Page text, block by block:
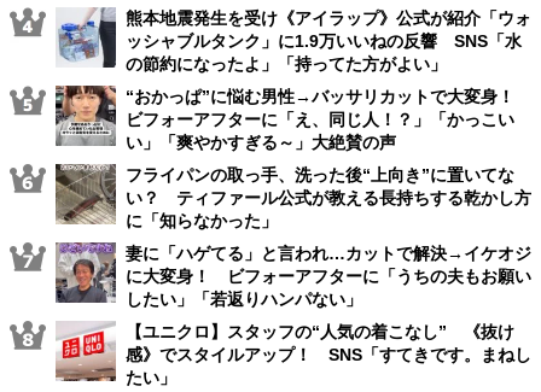
熊本地震発生を受け《アイラップ》公式が紹介「ウォ
ッシャブルタンク」に1.9万いいねの反響 SNS「水
の節約になったよ」「持ってた方がよい」
“おかっぱ”に悩む男性→バッサリカットで大変身！
ビフォーアフターに「え、同じ人！？」「かっこい
い」「爽やかすぎる～」大絶賛の声
フライパンの取っ手、洗った後“上向き”に置いてな
い？ ティファール公式が教える長持ちする乾かし方
に「知らなかった」
妻に「ハゲてる」と言われ…カットで解決→イケオジ
に大変身！ ビフォーアフターに「うちの夫もお願い
したい」「若返りハンパない」
【ユニクロ】スタッフの“人気の着こなし” 《抜け
感》でスタイルアップ！ SNS「すてきです。まねし
たい」